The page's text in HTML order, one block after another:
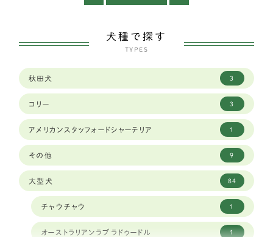
犬種で探す
TYPES
秋田犬 3
コリー 3
アメリカンスタッフォードシャーテリア 1
その他 9
大型犬 84
チャウチャウ 1
オーストラリアンラブラドゥードル 1